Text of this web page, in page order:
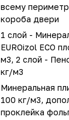
всему
короба двери
1 слой -
EUROizol ECO
м3, 2 слой -
кг/м3
Минеральная
100 кг/м3,
проклейка